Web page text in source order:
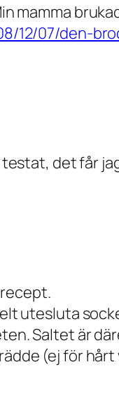
mamma
12/07/den-
det får
utesluta
Saltet är
(ej för